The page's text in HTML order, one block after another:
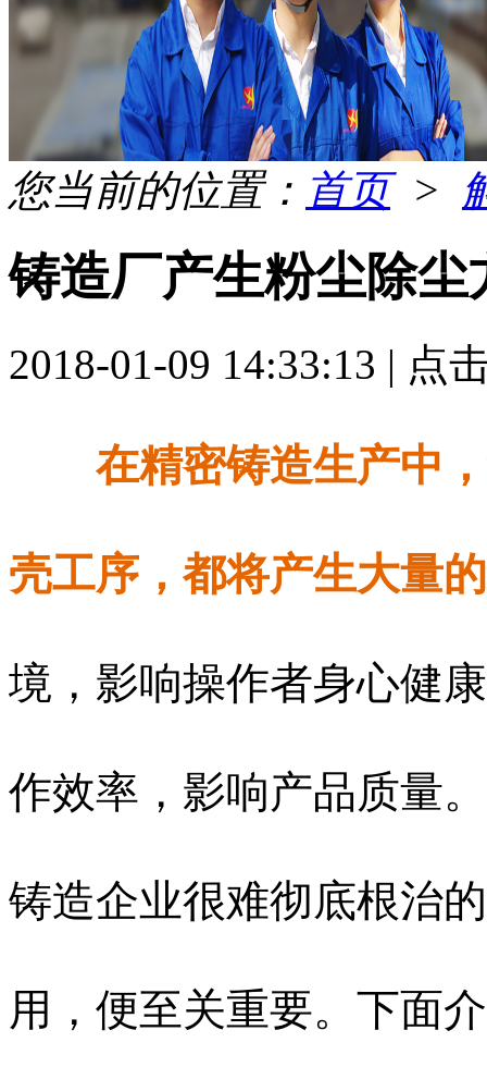
您当前的位置： 首页>
铸造厂产生粉尘除尘
2018-01-09 14:33:13 | 点
在精密铸造生产中
壳工序，都将产生大量
境，影响操作者身心健
作效率，影响产品质量
铸造企业很难彻底根治
用，便至关重要。下面